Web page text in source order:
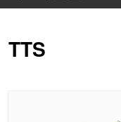
TTS
Riva 및 Nemo